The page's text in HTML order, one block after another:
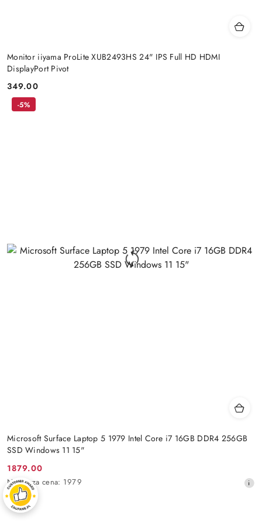
Monitor iiyama ProLite XUB2493HS 24" IPS Full HD HDMI
DisplayPort Pivot
Cena:
349.00
Microsoft Surface Laptop 5 1979 Intel Core i7 16GB DDR4 256GB
SSD Windows 11 15"
Cena
promocyjna:
1879.00
Najniższa
cena
z
30
Najniższa cena: 1979
-5%